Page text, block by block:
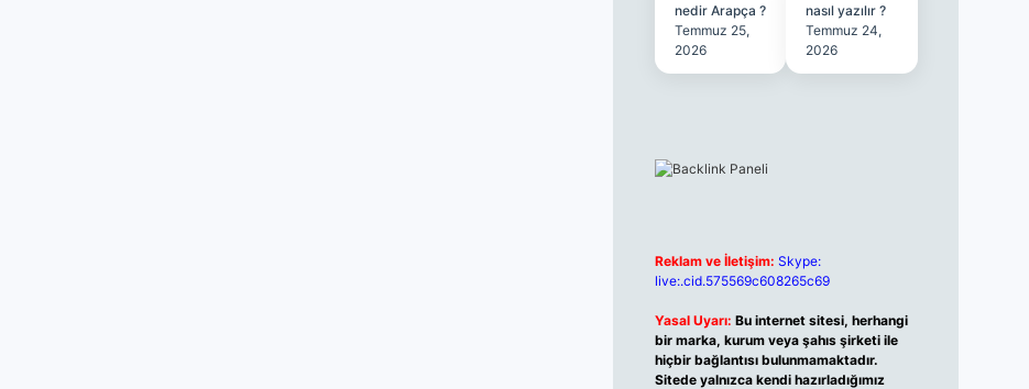
nedir Arapça ?
Temmuz 25,
2026
nasıl yazılır ?
Temmuz 24,
2026
Reklam ve İletişim: Skype:
live:.cid.575569c608265c69
Yasal Uyarı: Bu internet sitesi, herhangi
bir marka, kurum veya şahıs şirketi ile
hiçbir bağlantısı bulunmamaktadır.
Sitede yalnızca kendi hazırladığımız